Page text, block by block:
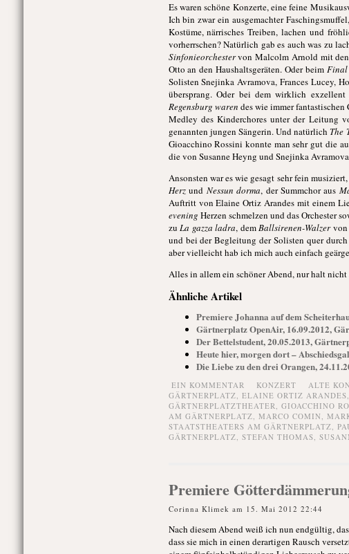
Es waren schöne Konzerte, eine feine
Ich bin zwar ein ausgemachter
Kostüme, närrisches Treiben, lachen und
vorherrschen? Natürlich gab es auch was zu
Sinfonieorchestervon Malcolm Arnold mit den
Otto an den Haushaltsgeräten. Oder beim Final
Solisten Snejinka Avramova, Frances Lucey,
übersprang. Oder bei dem wirklich
Regensburg waren des wie immer
Medley des Kinderchores unter der Leitung
genannten jungen Sängerin. Und natürlich The
Gioacchino Rossini konnte man sehr gut die
die von Susanne Heyng und Snejinka
Ansonsten war es wie gesagt sehr fein
Herzund Nessun dorma, der Summchor aus
Auftritt von Elaine Ortiz Arandes mit einem
evening Herzen schmelzen und das Orchester
zuLa gazza ladra, demBallsirenen-Walzervon
und bei der Begleitung der Solisten quer
aber vielleicht hab ich mich auch einfach
Alles in allem ein schöner Abend, nur halt nicht
Ähnliche Artikel
Premiere Johanna auf dem
Gärtnerplatz OpenAir, 16.09.2012,
Der Bettelstudent, 20.05.2013,
Heute hier, morgen dort –
Die Liebe zu den drei Orangen,
EIN KOMMENTAR KONZERT ALTE
GÄRTNERPLATZ, ELAINE ORTIZ ARANDES,
GÄRTNERPLATZTHEATER, GIOACCHINO
AM GÄRTNERPLATZ, MARCO COMIN,
STAATSTHEATERS AM GÄRTNERPLATZ,
GÄRTNERPLATZ, STEFAN THOMAS,
Premiere
Corinna Klimek am 15. Mai 2012 22:44
Nach diesem Abend weiß ich nun endgültig,
dass sie mich in einen derartigen Rausch